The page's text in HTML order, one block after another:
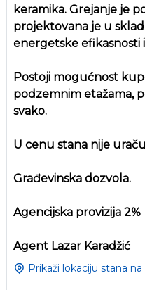
keramika. Grejanje je
projektovana je u
energetske efikasnosti
Postoji mogućnost
podzemnim etažama,
svako.
U cenu stana nije
Građevinska dozvola.
Agencijska provizija 2%
Agent Lazar Karadžić
Prikaži lokaciju stana